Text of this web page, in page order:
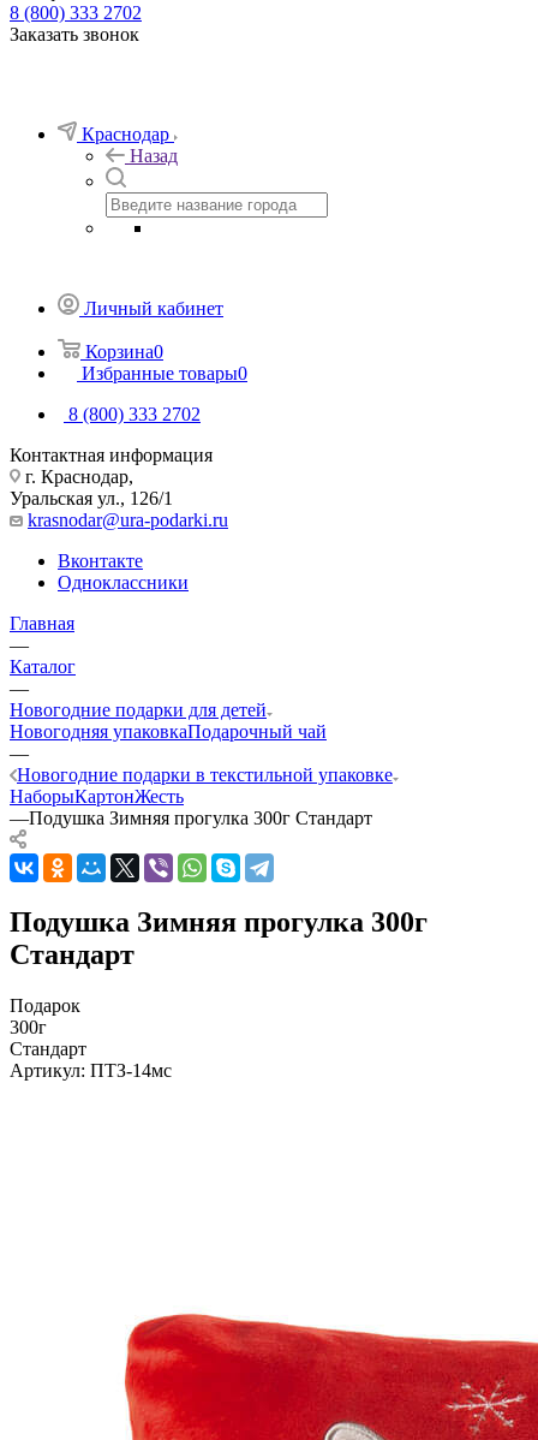
8 (800) 333 2702
Заказать звонок
Краснодар
Назад
Личный кабинет
Корзина0
Избранные товары0
8 (800) 333 2702
Контактная информация
г. Краснодар,
Уральская ул., 126/1
krasnodar@ura-podarki.ru
Вконтакте
Одноклассники
Главная
—
Каталог
—
Новогодние подарки для детей
Новогодняя упаковкаПодарочный чай
—
Новогодние подарки в текстильной упаковке
НаборыКартонЖесть
—Подушка Зимняя прогулка 300г Стандарт
Подушка Зимняя прогулка 300г
Стандарт
Подарок
300г
Стандарт
Артикул: ПТЗ-14мс